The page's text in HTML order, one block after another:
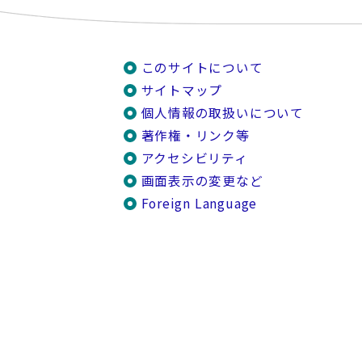
このサイトについて
サイトマップ
個人情報の取扱いについて
著作権・リンク等
アクセシビリティ
画面表示の変更など
Foreign Language